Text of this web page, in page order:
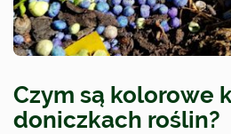
Czym są kolorowe
doniczkach roślin?